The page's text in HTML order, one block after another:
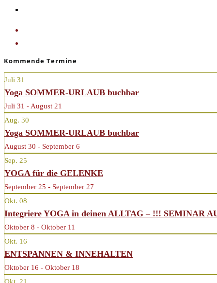
Kommende Termine
Juli 31
Yoga SOMMER-URLAUB buchbar
Juli 31 - August 21
Aug. 30
Yoga SOMMER-URLAUB buchbar
August 30 - September 6
Sep. 25
YOGA für die GELENKE
September 25 - September 27
Okt. 08
Integriere YOGA in deinen ALLTAG – !!! SEMINAR
Oktober 8 - Oktober 11
Okt. 16
ENTSPANNEN & INNEHALTEN
Oktober 16 - Oktober 18